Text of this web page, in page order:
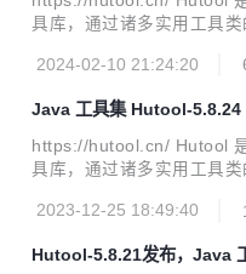
tool的缺点之一就是更新太
具库，通过诸多实用工具类
字、集合、编码、日期、
需求。 首先恭喜我们
了，希望大家留言多支持
ee-stars/33 其次值此新年
2024-02-10 21:24:20
Java 工具集 Hutool-5.8.24
https://hutool.cn/ Hutool
具库，通过诸多实用工具
字、集合、编码、日期、
需求。
2023-12-25 18:49:40
Hutool-5.8.21发布，Java